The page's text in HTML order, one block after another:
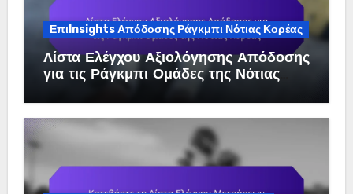
ΕπιInsights Απόδοσης Ράγκμπι Νότιας Κορέας
Λίστα Ελέγχου Αξιολόγησης Απόδοσης
για τις Ράγκμπι Ομάδες της Νότιας